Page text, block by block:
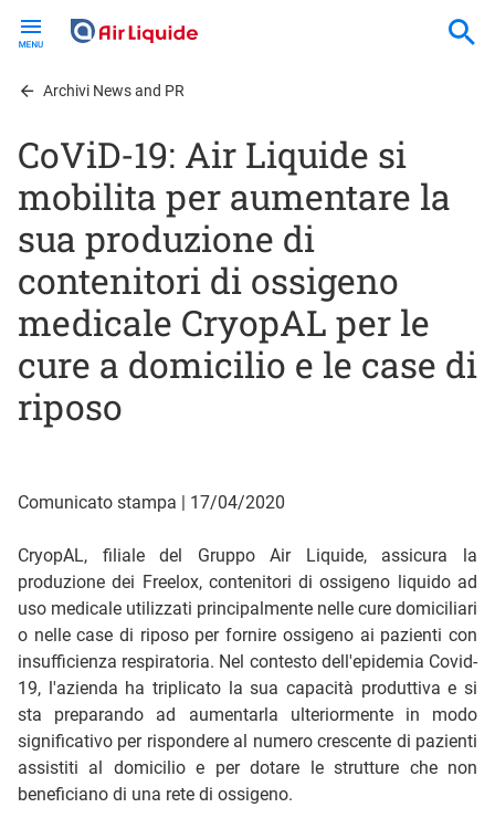
contentArchivi News and PR
CoViD-19: Air Liquide si
mobilita per aumentare la
sua produzione di
contenitori di ossigeno
medicale CryopAL per le
cure a domicilio e le case di
riposo
Comunicato stampa | 17/04/2020
CryopAL, filiale del Gruppo Air Liquide, assicura la
produzione dei Freelox, contenitori di ossigeno liquido ad
uso medicale utilizzati principalmente nelle cure domiciliari
o nelle case di riposo per fornire ossigeno ai pazienti con
insufficienza respiratoria. Nel contesto dell'epidemia Covid-
19, l'azienda ha triplicato la sua capacità produttiva e si
sta preparando ad aumentarla ulteriormente in modo
significativo per rispondere al numero crescente di pazienti
assistiti al domicilio e per dotare le strutture che non
beneficiano di una rete di ossigeno.